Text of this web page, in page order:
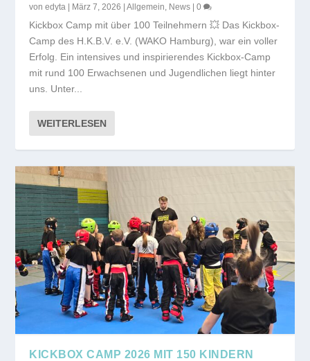
vonedyta März 7, 2026 |Allgemein, News |0
Kickbox Camp mit über 100 Teilnehmern 💥 Das Kickbox-
Camp des H.K.B.V. e.V. (WAKO Hamburg), war ein voller
Erfolg. Ein intensives und inspirierendes Kickbox-Camp
mit rund 100 Erwachsenen und Jugendlichen liegt hinter
uns. Unter...
WEITERLESEN
KICKBOX CAMP 2026 MIT 150 KINDERN